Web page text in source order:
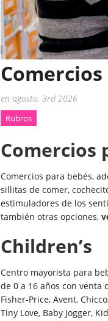
en agosto, 3rd 2026
Rubros
Comercios
Comercios para bebés,
sillitas de comer,
estimuladores de los
también otras opciones,
Children’s
Centro mayorista para
de 0 a 16 años con venta
Fisher-Price, Avent,
Tiny Love, Baby Jogger,